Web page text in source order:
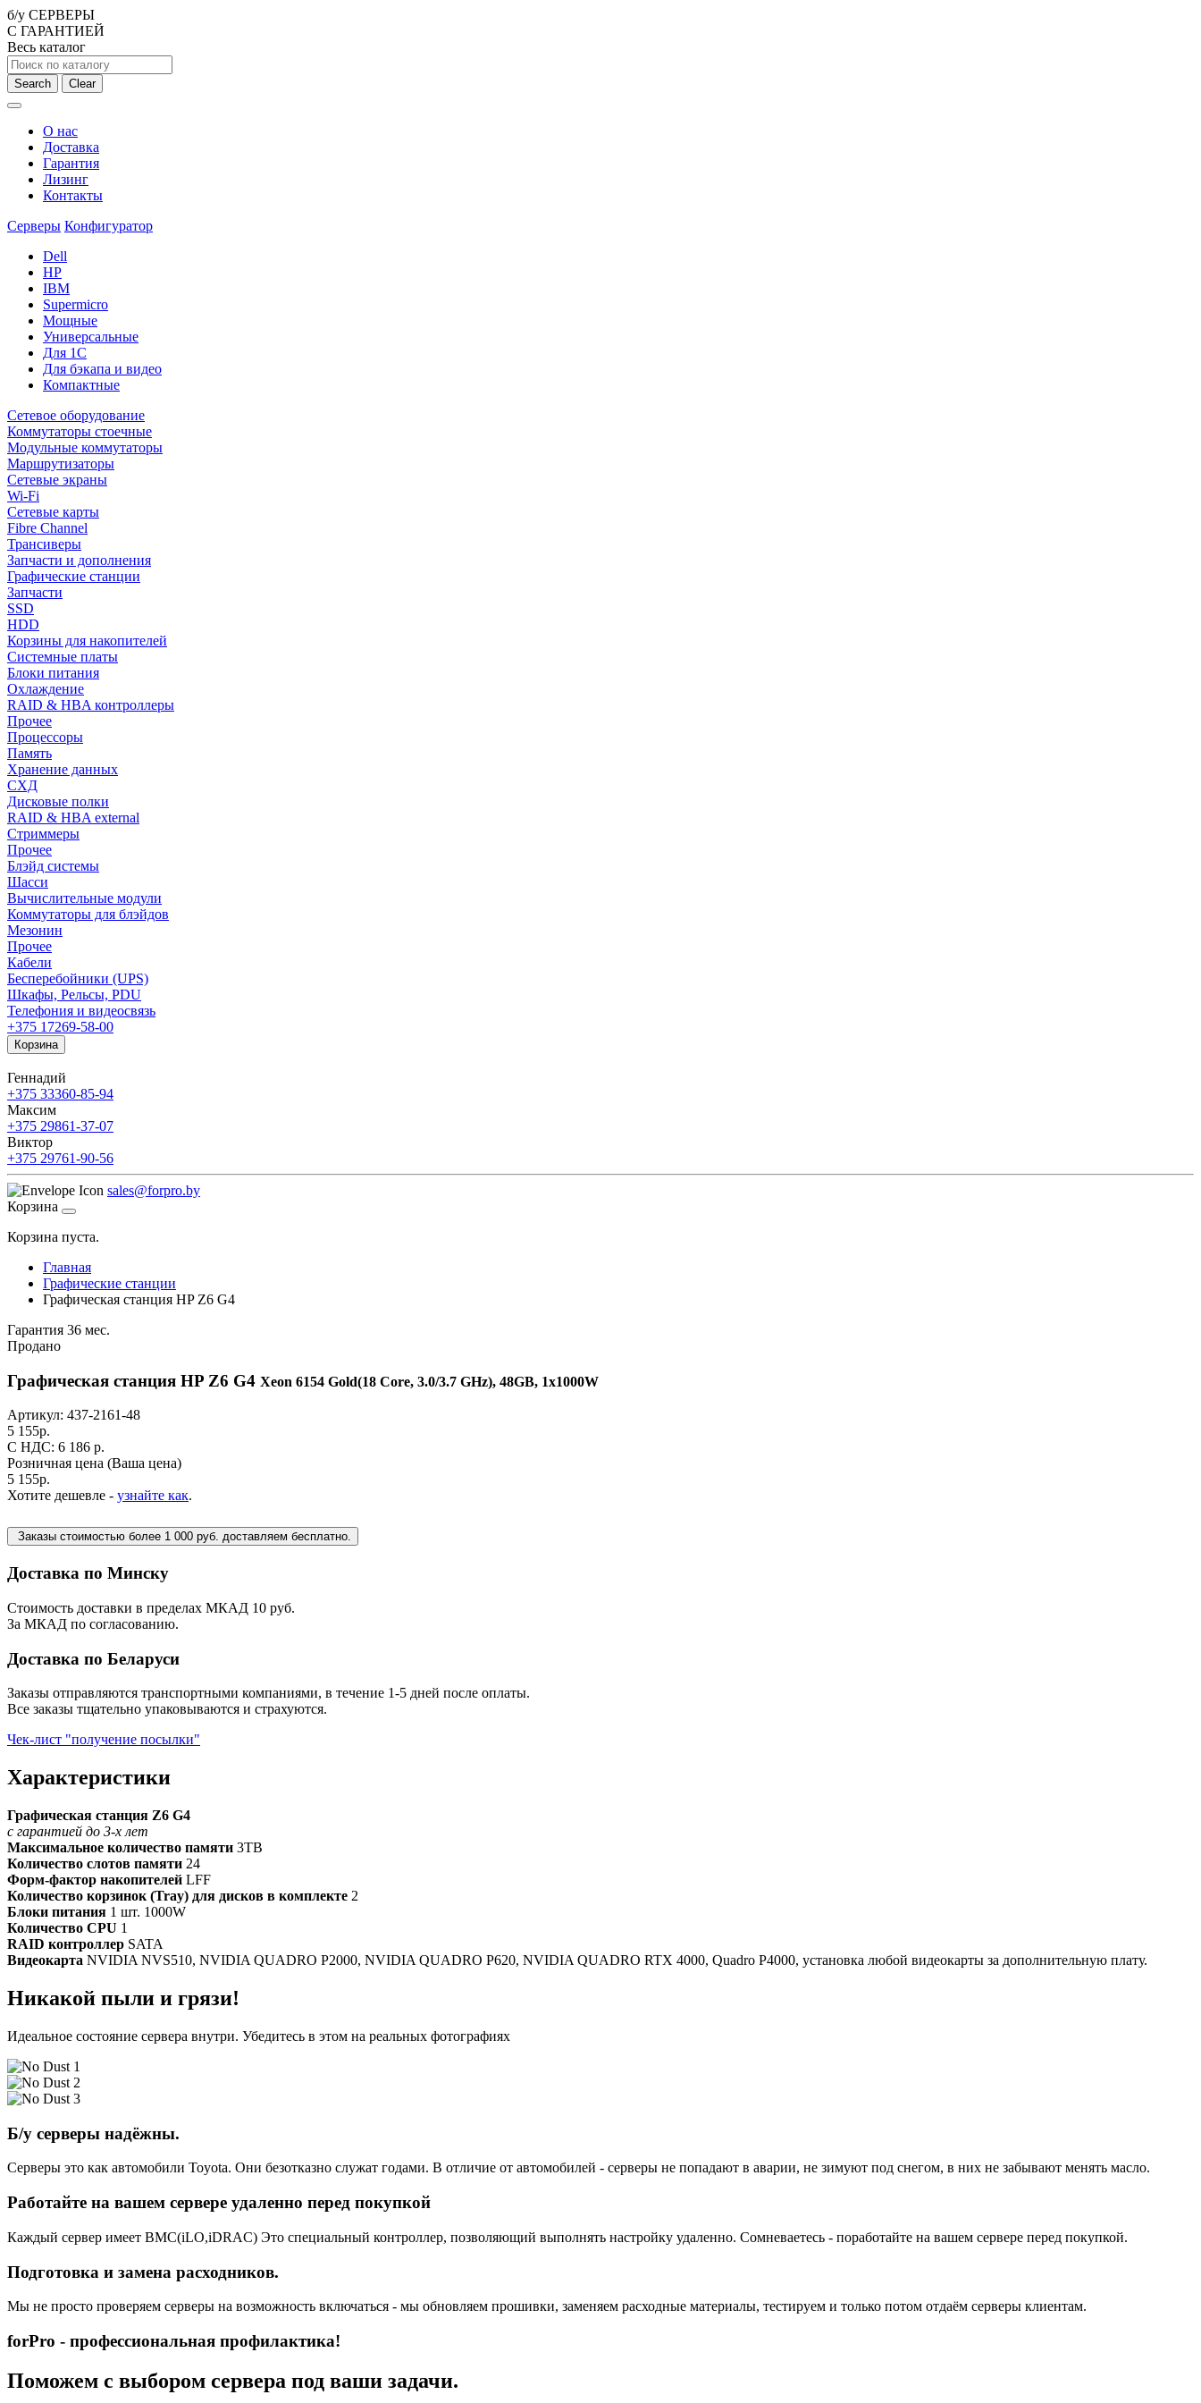
б/у СЕРВЕРЫ
С ГАРАНТИЕЙ
Весь каталог
Search Clear
О нас
Доставка
Гарантия
Лизинг
Контакты
Серверы Конфигуратор
Dell
HP
IBM
Supermicro
Мощные
Универсальные
Для 1С
Для бэкапа и видео
Компактные
Сетевое оборудование
Коммутаторы стоечные
Модульные коммутаторы
Маршрутизаторы
Сетевые экраны
Wi-Fi
Сетевые карты
Fibre Channel
Трансиверы
Запчасти и дополнения
Графические станции
Запчасти
SSD
HDD
Корзины для накопителей
Системные платы
Блоки питания
Охлаждение
RAID & HBA контроллеры
Прочее
Процессоры
Память
Хранение данных
СХД
Дисковые полки
RAID & HBA external
Стриммеры
Прочее
Блэйд системы
Шасси
Вычислительные модули
Коммутаторы для блэйдов
Мезонин
Прочее
Кабели
Бесперебойники (UPS)
Шкафы, Рельсы, PDU
Телефония и видеосвязь
+375 17269-58-00
Корзина
Геннадий
+375 33360-85-94
Максим
+375 29861-37-07
Виктор
+375 29761-90-56
sales@forpro.by
Корзина
Корзина пуста.
Главная
Графические станции
Графическая станция HP Z6 G4
Гарантия 36 мес.
Продано
Графическая станция HP Z6 G4 Xeon 6154 Gold(18 Core, 3.0/3.7 GHz), 48GB, 1x1000W
Артикул: 437-2161-48
5 155р.
C НДС: 6 186 р.
Розничная цена (Ваша цена)
5 155р.
Хотите дешевле - узнайте как.
Заказы стоимостью более 1 000 руб. доставляем бесплатно.
Доставка по Минску
Стоимость доставки в пределах МКАД 10 руб.
За МКАД по согласованию.
Доставка по Беларуси
Заказы отправляются транспортными компаниями, в течение 1-5 дней после оплаты.
Все заказы тщательно упаковываются и страхуются.
Чек-лист "получение посылки"
Характеристики
Графическая станция Z6 G4
с гарантией до 3-х лет
Максимальное количество памяти 3TB
Количество слотов памяти 24
Форм-фактор накопителей LFF
Количество корзинок (Tray) для дисков в комплекте 2
Блоки питания 1 шт. 1000W
Количество CPU 1
RAID контроллер SATA
Видеокарта NVIDIA NVS510, NVIDIA QUADRO P2000, NVIDIA QUADRO P620, NVIDIA QUADRO RTX 4000, Quadro P4000, установка любой видеокарты за дополнительную плату.
Никакой пыли и грязи!
Идеальное состояние сервера внутри. Убедитесь в этом на реальных фотографиях
Б/у серверы надёжны.
Серверы это как автомобили Toyota. Они безотказно служат годами. В отличие от автомобилей - серверы не попадают в аварии, не зимуют под снегом, в них не забывают менять масло.
Работайте на вашем сервере удаленно перед покупкой
Каждый сервер имеет BMC(iLO,iDRAC) Это специальный контроллер, позволяющий выполнять настройку удаленно. Сомневаетесь - поработайте на вашем сервере перед покупкой.
Подготовка и замена расходников.
Мы не просто проверяем серверы на возможность включаться - мы обновляем прошивки, заменяем расходные материалы, тестируем и только потом отдаём серверы клиентам.
forPro - профессиональная профилактика!
Поможем с выбором сервера под ваши задачи.